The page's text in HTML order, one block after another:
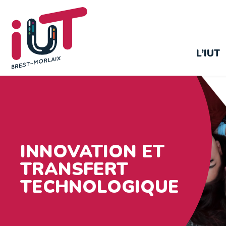
L’IUT
INNOVATION ET
TRANSFERT
TECHNOLOGIQUE